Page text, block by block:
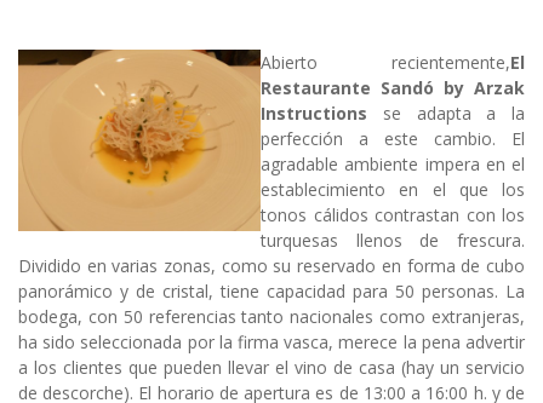
Abierto recientemente,El
Restaurante Sandó by Arzak
Instructions se adapta a la
perfección a este cambio. El
agradable ambiente impera en el
establecimiento en el que los
tonos cálidos contrastan con los
turquesas llenos de frescura.
Dividido en varias zonas, como su reservado en forma de cubo
panorámico y de cristal, tiene capacidad para 50 personas. La
bodega, con 50 referencias tanto nacionales como extranjeras,
ha sido seleccionada por la firma vasca, merece la pena advertir
a los clientes que pueden llevar el vino de casa (hay un servicio
de descorche). El horario de apertura es de 13:00 a 16:00 h. y de